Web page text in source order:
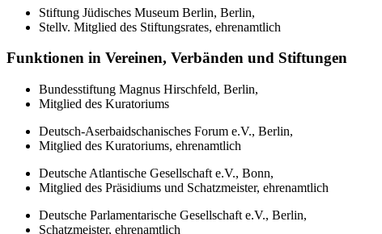
Stiftung Jüdisches Museum Berlin, Berlin,
Stellv. Mitglied des Stiftungsrates, ehrenamtlich
Funktionen in Vereinen, Verbänden und Stiftungen
Bundesstiftung Magnus Hirschfeld, Berlin,
Mitglied des Kuratoriums
Deutsch-Aserbaidschanisches Forum e.V., Berlin,
Mitglied des Kuratoriums, ehrenamtlich
Deutsche Atlantische Gesellschaft e.V., Bonn,
Mitglied des Präsidiums und Schatzmeister, ehrenamtlich
Deutsche Parlamentarische Gesellschaft e.V., Berlin,
Schatzmeister, ehrenamtlich